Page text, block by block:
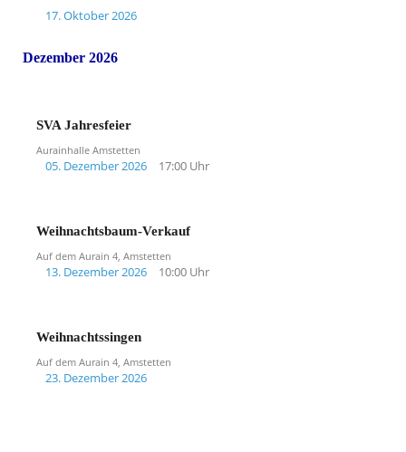
17. Oktober 2026
Dezember 2026
SVA Jahresfeier
Aurainhalle Amstetten
05. Dezember 2026 17:00 Uhr
Weihnachtsbaum-Verkauf
Auf dem Aurain 4, Amstetten
13. Dezember 2026 10:00 Uhr
Weihnachtssingen
Auf dem Aurain 4, Amstetten
23. Dezember 2026